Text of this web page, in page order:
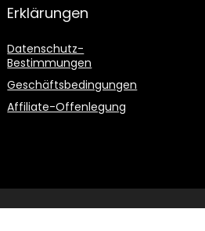
Erklärungen
Datenschutz-
Bestimmungen
Geschäftsbedingungen
Affiliate-Offenlegung